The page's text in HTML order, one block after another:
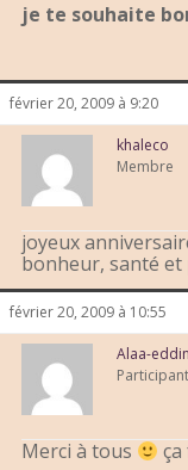
je te souhaite
février 20, 2009 à 9:20
khaleco
Membre
joyeux
bonheur, santé
février 20, 2009 à 10:55
Alaa-
Participant
Merci à tous